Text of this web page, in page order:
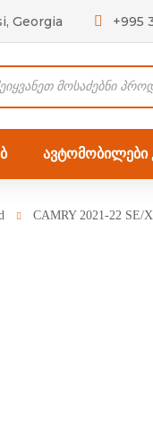
Georgia +995
ავტომობილები
CAMRY 2021-22